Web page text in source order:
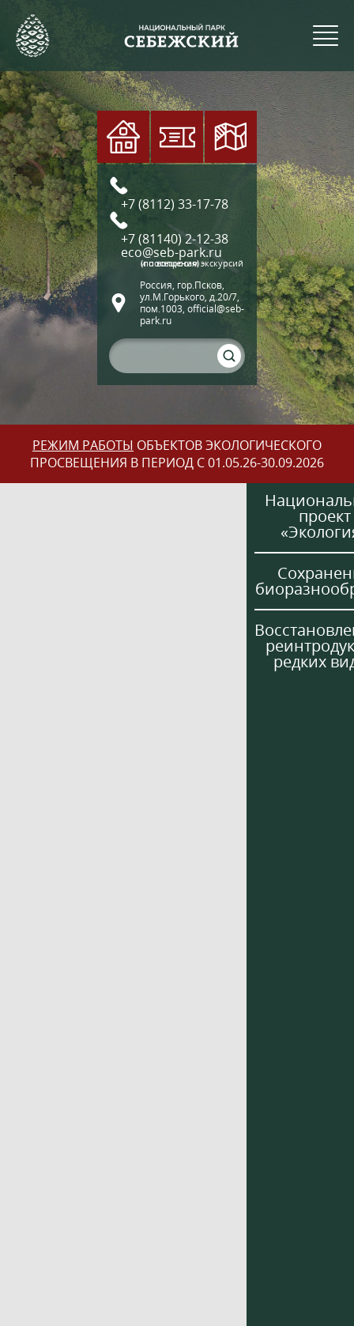
+7 (8112) 33-17-78
+7 (81140) 2-12-38
eco@seb-park.ru
(по вопросам экскурсий и посещения)
Россия, гор.Псков,
ул.М.Горького, д.20/7,
пом.1003, official@seb-
park.ru
РЕЖИМ РАБОТЫ ОБЪЕКТОВ ЭКОЛОГИЧЕСКОГО
ПРОСВЕЩЕНИЯ В ПЕРИОД С 01.05.26-30.09.2026
проект
редких